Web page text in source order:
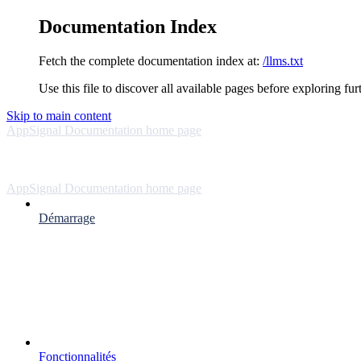
Documentation Index
Fetch the complete documentation index at: /llms.txt
Use this file to discover all available pages before exploring
Skip to main content
AppSignal Documentation home page
AppSignal Documentation home page
Démarrage
Fonctionnalités